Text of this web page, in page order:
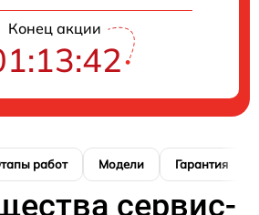
Конец акции
работ Модели Гарантия
сервис-